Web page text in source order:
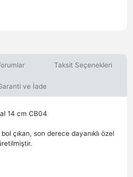
Taksit Seçenekleri
ve İade
14 cm CB04
çıkan, son derece dayanıklı özel